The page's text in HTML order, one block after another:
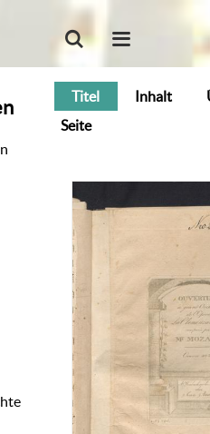
Titel Inhalt
Seite